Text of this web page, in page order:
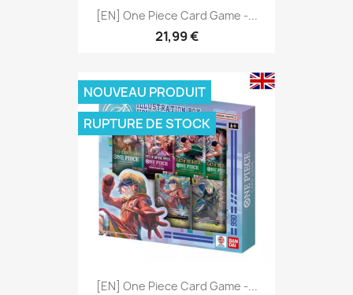
[EN] One Piece Card Game -...
21,99 €
[EN] One Piece Card Game -...
NOUVEAU PRODUIT
RUPTURE DE STOCK